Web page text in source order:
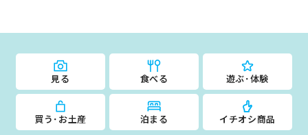
見る 食べる 遊ぶ･体験
買う･お土産 泊まる イチオシ商品